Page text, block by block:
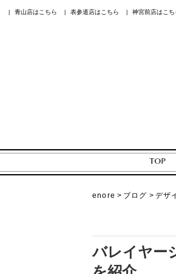
青山店はこちら 表参道店はこちら 神宮前店はこち
enore > ブログ > デザ
バレイヤー